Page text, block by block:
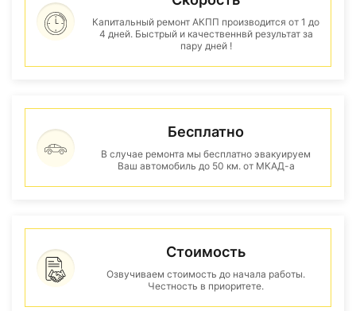
Капитальный ремонт АКПП производится от 1 до
4 дней. Быстрый и качественнвй результат за
пару дней !
Бесплатно
В случае ремонта мы бесплатно эвакуируем
Ваш автомобиль до 50 км. от МКАД-а
Стоимость
Озвучиваем стоимость до начала работы.
Честность в приоритете.